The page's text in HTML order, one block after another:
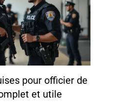
pour officier de
et utile